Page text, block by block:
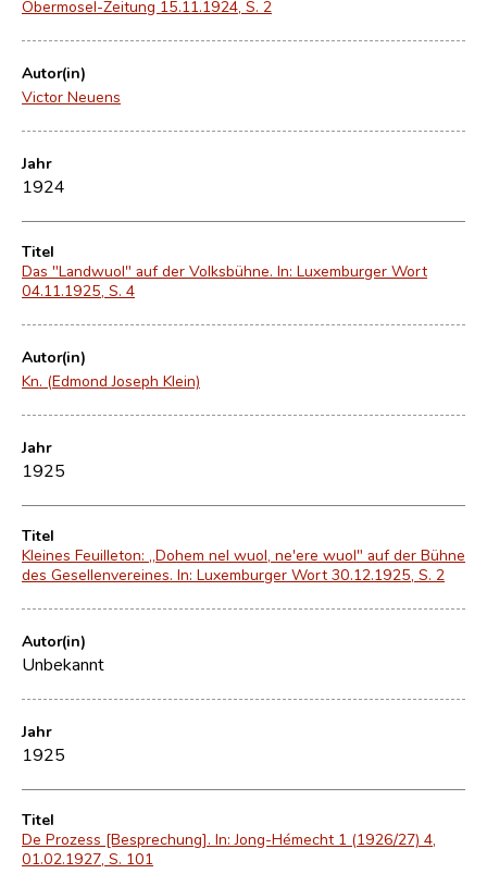
Obermosel-Zeitung 15.11.1924, S. 2
Autor(in)
Victor Neuens
Jahr
1924
Titel
Das "Landwuol" auf der Volksbühne. In: Luxemburger Wort
04.11.1925, S. 4
Autor(in)
Kn. (Edmond Joseph Klein)
Jahr
1925
Titel
Kleines Feuilleton: „Dohem nel wuol, ne'ere wuol" auf der Bühne
des Gesellenvereines. In: Luxemburger Wort 30.12.1925, S. 2
Autor(in)
Unbekannt
Jahr
1925
Titel
De Prozess [Besprechung]. In: Jong-Hémecht 1 (1926/27) 4,
01.02.1927, S. 101